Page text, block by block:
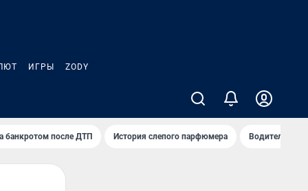
ИГРЫ ZODY
банкротом после ДТП История слепого парфюмера Водители